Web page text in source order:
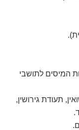
המיסים לתושבי
תעודת גירושין,